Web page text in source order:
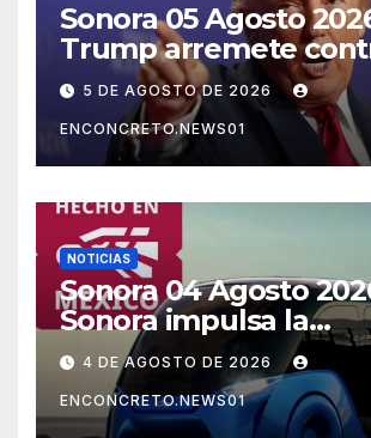
Sonora 05 Agosto
Trump arremete
México, Canadá y otras
potencias por
abusos comerciales
5 DE AGOSTO DE 2026
ENCONCRETO.NEWS01
NOTICIAS
Sonora 04 Agosto
Sonora impulsa la
electromovilidad con
«Beyond», un vehículo
eléctrico
4 DE AGOSTO DE 2026
ENCONCRETO.NEWS01